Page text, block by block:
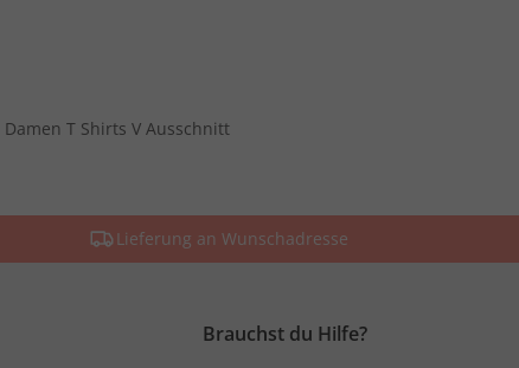
Damen T Shirts V Ausschnitt
Lieferung an Wunschadresse
Brauchst du Hilfe?